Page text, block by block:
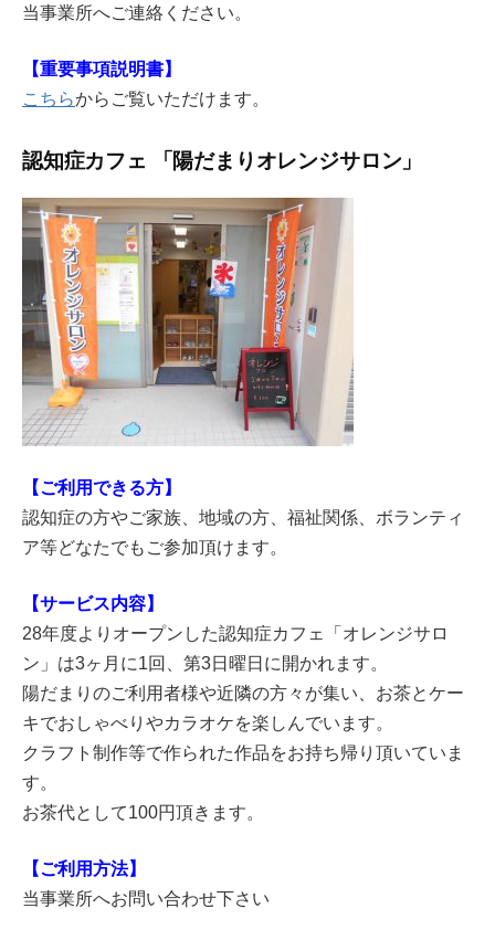
当事業所へご連絡ください。
【重要事項説明書】
こちらからご覧いただけます。
認知症カフェ 「陽だまりオレンジサロン」
【ご利用できる方】
認知症の方やご家族、地域の方、福祉関係、ボランティ
ア等どなたでもご参加頂けます。
【サービス内容】
28年度よりオープンした認知症カフェ「オレンジサロ
ン」は3ヶ月に1回、第3日曜日に開かれます。
陽だまりのご利用者様や近隣の方々が集い、お茶とケー
キでおしゃべりやカラオケを楽しんでいます。
クラフト制作等で作られた作品をお持ち帰り頂いていま
す。
お茶代として100円頂きます。
【ご利用方法】
当事業所へお問い合わせ下さい